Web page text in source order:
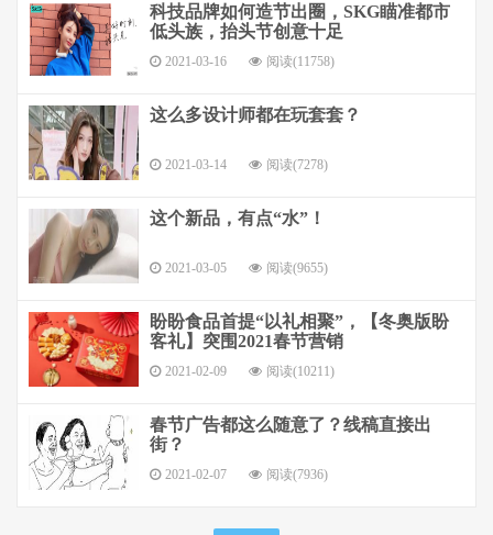
科技品牌如何造节出圈，SKG瞄准都市
低头族，抬头节创意十足
2021-03-16 阅读(11758)
这么多设计师都在玩套套？
2021-03-14 阅读(7278)
这个新品，有点“水”！
2021-03-05 阅读(9655)
盼盼食品首提“以礼相聚”，【冬奥版盼
客礼】突围2021春节营销
2021-02-09 阅读(10211)
春节广告都这么随意了？线稿直接出
街？
2021-02-07 阅读(7936)